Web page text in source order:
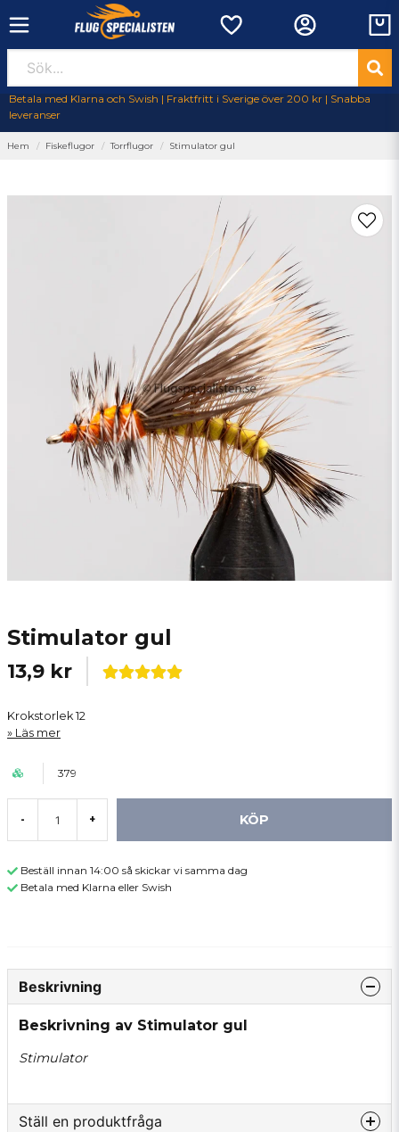
Betala med Klarna och Swish | Fraktfritt i Sverige över 200 kr | Snabba
leveranser
Hem Fiskeflugor Torrflugor Stimulator gul
Stimulator gul
13,9 kr
Krokstorlek 12
Läs mer
379
- + KÖP
Beställ innan 14:00 så skickar vi samma dag
Betala med Klarna eller Swish
Beskrivning
Beskrivning av Stimulator gul
Stimulator
Ställ en produktfråga